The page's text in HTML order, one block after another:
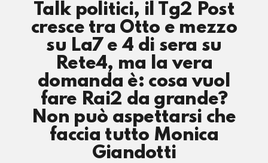
Talk politici, il Tg2 Post
cresce tra Otto e mezzo
su La7 e 4 di sera su
Rete4, ma la vera
domanda è: cosa vuol
fare Rai2 da grande?
Non può aspettarsi che
faccia tutto Monica
Giandotti